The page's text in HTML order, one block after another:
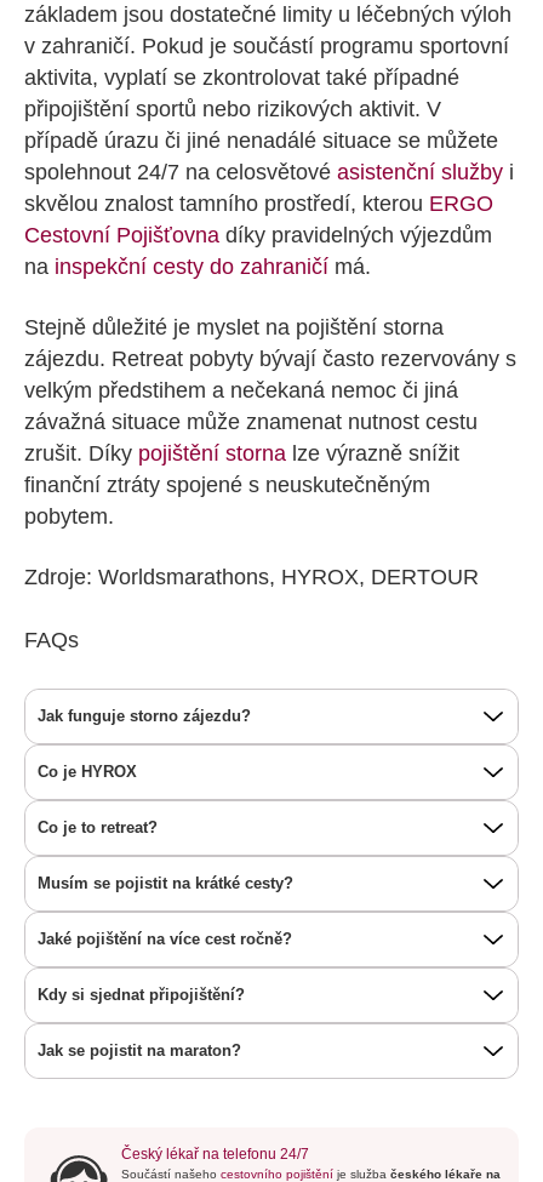
základem jsou dostatečné limity u léčebných výloh
v zahraničí. Pokud je součástí programu sportovní
aktivita, vyplatí se zkontrolovat také případné
připojištění sportů nebo rizikových aktivit. V
případě úrazu či jiné nenadálé situace se můžete
spolehnout 24/7 na celosvětové asistenční služby i
skvělou znalost tamního prostředí, kterou ERGO
Cestovní Pojišťovna díky pravidelných výjezdům
na inspekční cesty do zahraničí má.
Stejně důležité je myslet na pojištění storna
zájezdu. Retreat pobyty bývají často rezervovány s
velkým předstihem a nečekaná nemoc či jiná
závažná situace může znamenat nutnost cestu
zrušit. Díky pojištění storna lze výrazně snížit
finanční ztráty spojené s neuskutečněným
pobytem.
Zdroje: Worldsmarathons, HYROX, DERTOUR
FAQs
Jak funguje storno zájezdu?
Co je HYROX
Co je to retreat?
Musím se pojistit na krátké cesty?
Jaké pojištění na více cest ročně?
Kdy si sjednat připojištění?
Jak se pojistit na maraton?
Český lékař na telefonu 24/7
Součástí našeho cestovního pojištěníje služba českého lékaře na